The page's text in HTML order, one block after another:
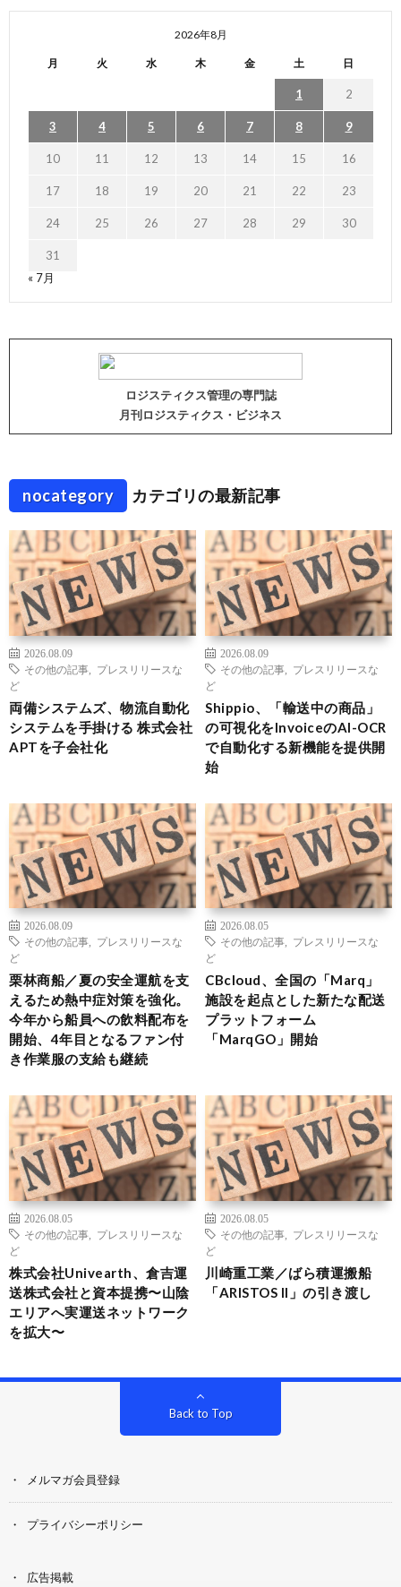
2026年8月
月 火 水 木 金 土 日
1 2
3 4 5 6 7 8 9
10 11 12 13 14 15 16
17 18 19 20 21 22 23
24 25 26 27 28 29 30
31
« 7月
ロジスティクス管理の専門誌
月刊ロジスティクス・ビジネス
nocategory カテゴリの最新記事
2026.08.09
その他の記事
プレスリリースな
ど
両備システムズ、物流自動化
システムを手掛ける 株式会社
APTを子会社化
2026.08.09
その他の記事
プレスリリースな
ど
Shippio、「輸送中の商品」
の可視化をInvoiceのAI-OCR
で自動化する新機能を提供開
始
2026.08.09
その他の記事
プレスリリースな
ど
栗林商船／夏の安全運航を支
えるため熱中症対策を強化。
今年から船員への飲料配布を
開始、4年目となるファン付
き作業服の支給も継続
2026.08.05
その他の記事
プレスリリースな
ど
CBcloud、全国の「Marq」
施設を起点とした新たな配送
プラットフォーム
「MarqGO」開始
2026.08.05
その他の記事
プレスリリースな
ど
株式会社Univearth、倉吉運
送株式会社と資本提携〜山陰
エリアへ実運送ネットワーク
を拡大〜
2026.08.05
その他の記事
プレスリリースな
ど
川崎重工業／ばら積運搬船
「ARISTOS II」の引き渡し
Back to Top
メルマガ会員登録
プライバシーポリシー
広告掲載